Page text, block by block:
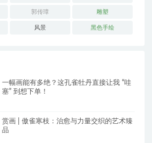
郭传璋 雕塑
风景 黑色手绘
一幅画能有多绝？这孔雀牡丹直接让我 “哇
塞” 到想下单！
赏画 | 傲雀寒枝：治愈与力量交织的艺术臻
品